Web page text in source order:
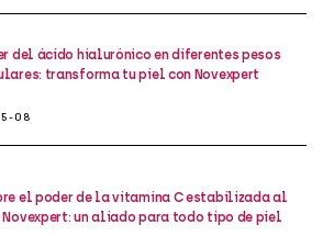
del ácido hialurónico en diferentes pesos
transforma tu piel con Novexpert
08
el poder de la vitamina C estabilizada al
Novexpert: un aliado para todo tipo de piel